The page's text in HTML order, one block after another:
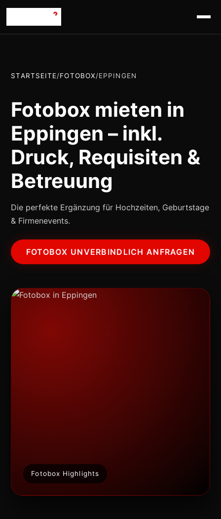
STARTSEITE/FOTOBOX/EPPINGEN
Fotobox mieten in
Eppingen – inkl.
Druck, Requisiten &
Betreuung
Die perfekte Ergänzung für Hochzeiten, Geburtstage
& Firmenevents.
FOTOBOX UNVERBINDLICH ANFRAGEN
Fotobox Highlights